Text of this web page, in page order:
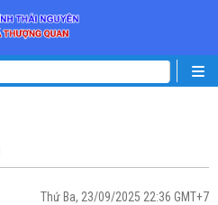
Thứ Ba, 23/09/2025 22:36 GMT+7